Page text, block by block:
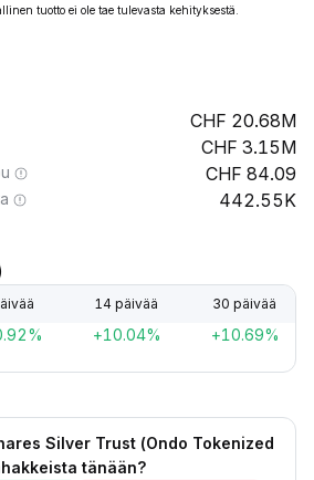
tuotto ei ole tae tulevasta kehityksestä.
20.68M
3.15M
84.09
442.55K
14 päivää 30 päivää
+10.04% +10.69%
Silver Trust (Ondo Tokenized
tänään?